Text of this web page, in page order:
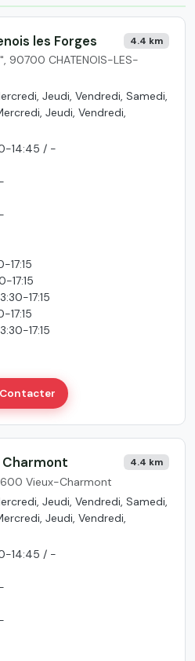
les Forges 4.4 km
90700 CHATENOIS-LES-
Jeudi, Vendredi, Samedi,
Jeudi, Vendredi,
14:45 / -
17:15
17:15
17:15
17:15
17:15
Contacter
4.4 km
Vieux-Charmont
Jeudi, Vendredi, Samedi,
Jeudi, Vendredi,
14:45 / -